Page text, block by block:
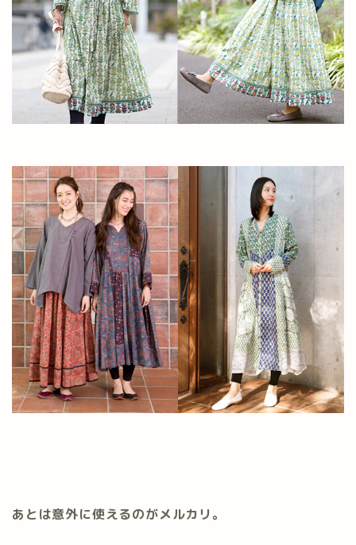
あとは意外に使えるのがメルカリ。